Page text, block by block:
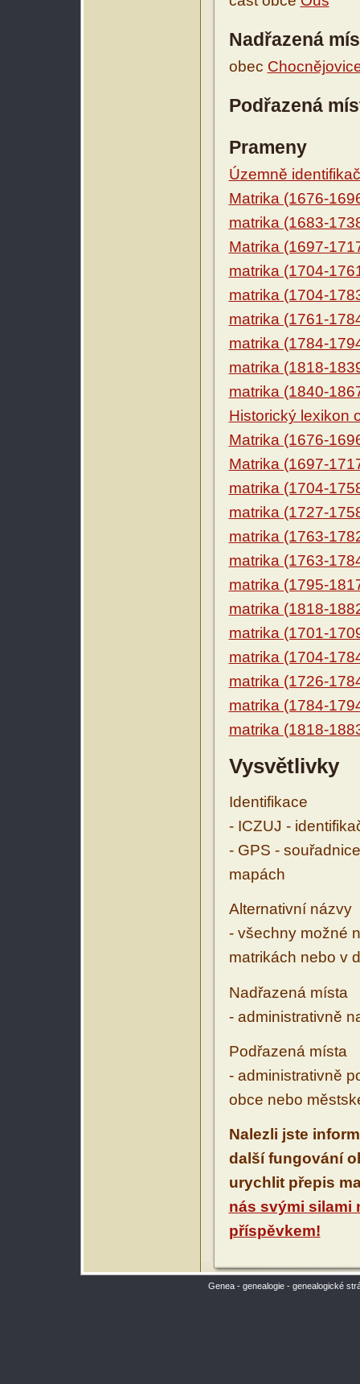
Nadřazená
obec
Podřazená
Prameny
Územně
Matrika (1676-
matrika (1683-
Matrika (1697-
matrika (1704-
matrika (1704-
matrika (1761-
matrika (1784-
matrika (1818-
matrika (1840-
Historický lexikon
Matrika (1676-
Matrika (1697-
matrika (1704-
matrika (1727-
matrika (1763-
matrika (1763-
matrika (1795-
matrika (1818-
matrika (1701-
matrika (1704-
matrika (1726-
matrika (1784-
matrika (1818-
Vysvětlivky
Identifikace
- ICZUJ -
- GPS -
mapách
Alternativní názvy
- všechny možné
matrikách nebo v
Nadřazená místa
- administrativně
Podřazená místa
- administrativně
obce nebo
Nalezli jste
další fungování
urychlit přepis
nás svými silami
příspěvkem!
Genea - genealogie - genealogické